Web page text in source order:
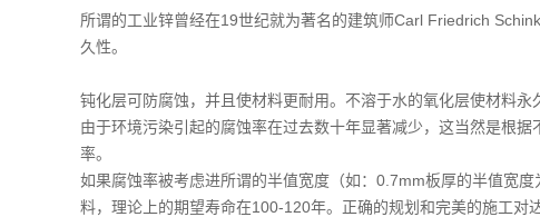
所谓的工业锌曾经在19世纪就为著名的建筑师Carl Friedrich
久性。
钝化层可防腐蚀，并且使材料更耐用。不溶于水的氧化层使材料
由于环境污染引起的腐蚀率在过去数十年显著减少，这当然是根
率。
如果腐蚀率被考虑进所谓的半值宽度（如：0.7mm板厚的半值宽
料，理论上的期望寿命在100-120年。正确的规划和完美的施工对